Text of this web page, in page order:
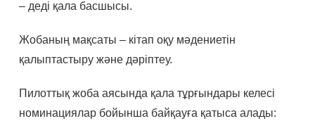
– деді қала басшысы.
Жобаның мақсаты – кітап оқу мәдениетін
қалыптастыру және дәріптеу.
Пилоттық жоба аясында қала тұрғындары келесі
номинациялар бойынша байқауға қатыса алады: